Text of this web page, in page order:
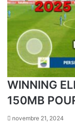
WINNING
150MB
novembre 21, 2024